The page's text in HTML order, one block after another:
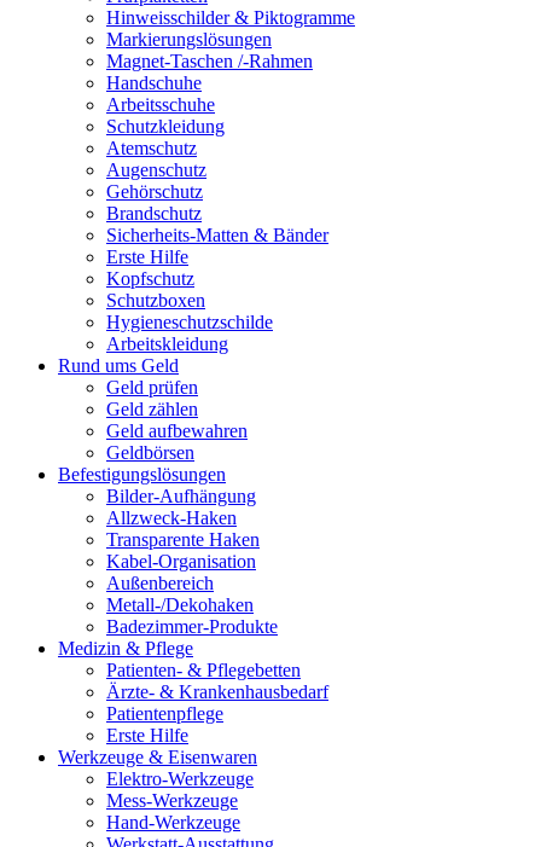
Hinweisschilder & Piktogramme
Markierungslösungen
Magnet-Taschen /-Rahmen
Handschuhe
Arbeitsschuhe
Schutzkleidung
Atemschutz
Augenschutz
Gehörschutz
Brandschutz
Sicherheits-Matten & Bänder
Erste Hilfe
Kopfschutz
Schutzboxen
Hygieneschutzschilde
Arbeitskleidung
Rund ums Geld
Geld prüfen
Geld zählen
Geld aufbewahren
Geldbörsen
Befestigungslösungen
Bilder-Aufhängung
Allzweck-Haken
Transparente Haken
Kabel-Organisation
Außenbereich
Metall-/Dekohaken
Badezimmer-Produkte
Medizin & Pflege
Patienten- & Pflegebetten
Ärzte- & Krankenhausbedarf
Patientenpflege
Erste Hilfe
Werkzeuge & Eisenwaren
Elektro-Werkzeuge
Mess-Werkzeuge
Hand-Werkzeuge